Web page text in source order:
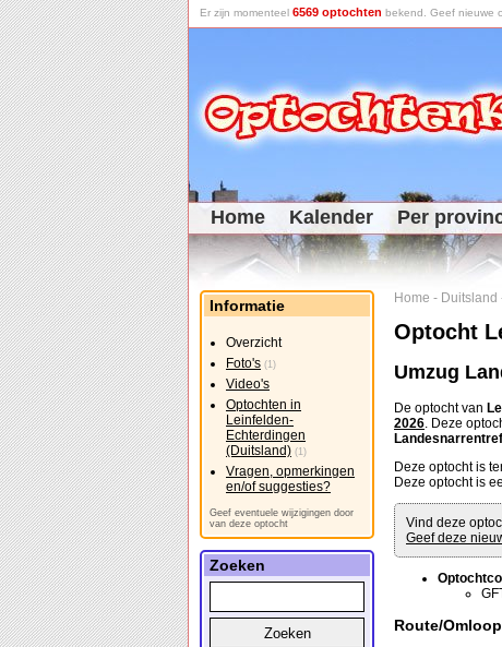
Er zijn momenteel 6569 optochten bekend. Geef nieuwe
Home Kalender Per
Home - Duitsland
Optocht
Umzug
De optocht van
2026. Deze
Deze optocht is
Deze optocht is
Vind deze
Geef deze
Route/Omloop
Informatie
Overzicht
Foto's (1)
Video's
Optochten in
Leinfelden-
Echterdingen
(Duitsland) (1)
Vragen, opmerkingen
en/of suggesties?
Geef eventuele wijzigingen door
van deze optocht
Zoeken